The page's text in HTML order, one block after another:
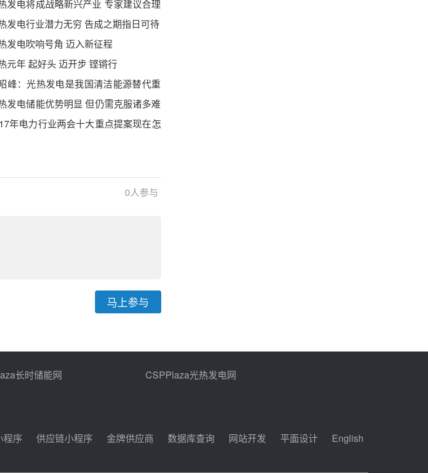
发电将成战略新兴产业 专家建议合理
国内战略
发电行业潜力无穷 告成之期指日可待
发电吹响号角 迈入新征程
元年 起好头 迈开步 铿锵行
峰：光热发电是我国清洁能源替代重
成部分
发电储能优势明显 但仍需克服诸多难
年电力行业两会十大重点提案现在怎
0人参与
马上参与
长时储能网 CSPPlaza光热发电网
程序 供应链小程序 金牌供应商 数据库查询 网站开发 平面设计 English